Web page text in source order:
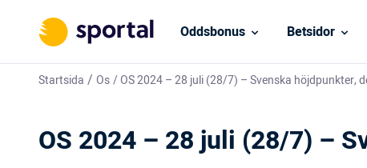
Oddsbonus Betsidor
Startsida / Os/OS 2024 – 28 juli (28/7) – Svenska höjdpunkter,
OS 2024 – 28 juli (28/7) –